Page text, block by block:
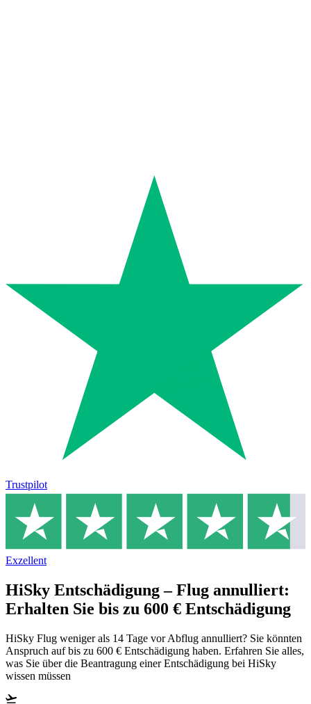
Trustpilot
Exzellent
HiSky Entschädigung – Flug annulliert:
Erhalten Sie bis zu 600 € Entschädigung
HiSky Flug weniger als 14 Tage vor Abflug annulliert? Sie könnten
Anspruch auf bis zu 600 € Entschädigung haben. Erfahren Sie alles,
was Sie über die Beantragung einer Entschädigung bei HiSky
wissen müssen